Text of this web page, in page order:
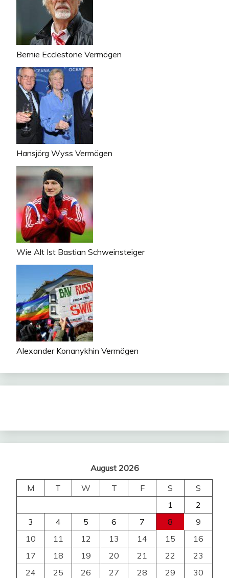
Bernie Ecclestone Vermögen
Hansjörg Wyss Vermögen
Wie Alt Ist Bastian Schweinsteiger
Alexander Konanykhin Vermögen
August 2026
M
T W T F S
S
1
2
3
4 5 6 7 8
9
10
11 12 13 14 15
16
17
18 19 20 21 22
23
24
25 26 27 28 29 30